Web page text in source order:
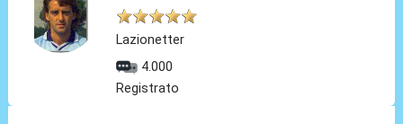
Lazionetter
4.000
Registrato